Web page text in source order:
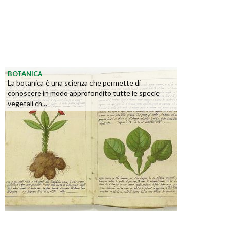
BOTANICA
La botanica è una scienza che permette di
conoscere in modo approfondito tutte le specie
vegetali ch...